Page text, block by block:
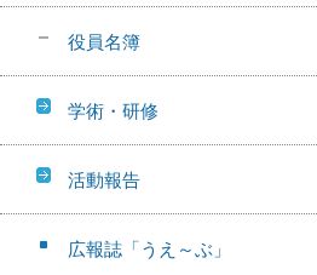
役員名簿
学術・研修
活動報告
広報誌「うえ～ぶ」